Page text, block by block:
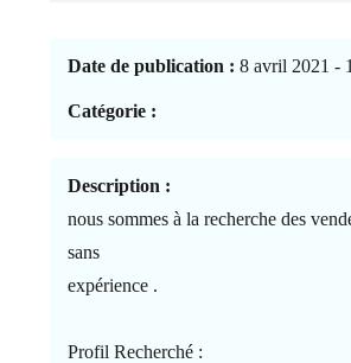
Date de publication : 8 avril 2021 -
Catégorie :
Description :
nous sommes à la recherche des
sans
expérience .
Profil Recherché :